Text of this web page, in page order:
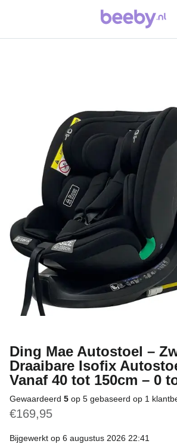
Ding Mae Autostoel –
Draaibare Isofix
Vanaf 40 tot 150cm – 0
Gewaardeerd 5 op 5 gebaseerd op 1
€169,95
Bijgewerkt op 6 augustus 2026 22:41